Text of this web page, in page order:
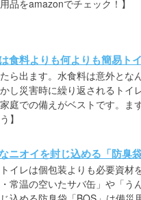
用品をamazonでチェック！】
食料よりも何よりも簡易ト
たら出ます。水食料は意外とな
し災害時に繰り返されるトイ
庭での備えがベストです。ま
】
ニオイを封じ込める「防臭袋
トイレは個包装よりも必要資材
・常温の空いたサバ缶」や「う